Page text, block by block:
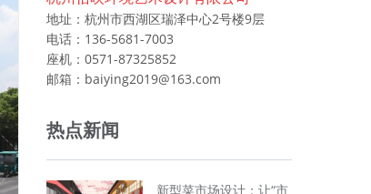
地址：杭州市西湖区瑞泽中心2号楼9层
电话：136-5681-7003
座机：0571-87325852
邮箱：baiying2019@163.com
热点新闻
新型菜市场设计：让“市